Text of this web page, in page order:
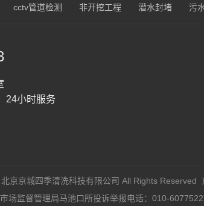
cctv管道检测 非开挖工程 潜水封堵 污
24小时服务
京京城四季清洗科技有限公司 All Rights Reserved
场监督管理局马池口所投诉举报电话：010-